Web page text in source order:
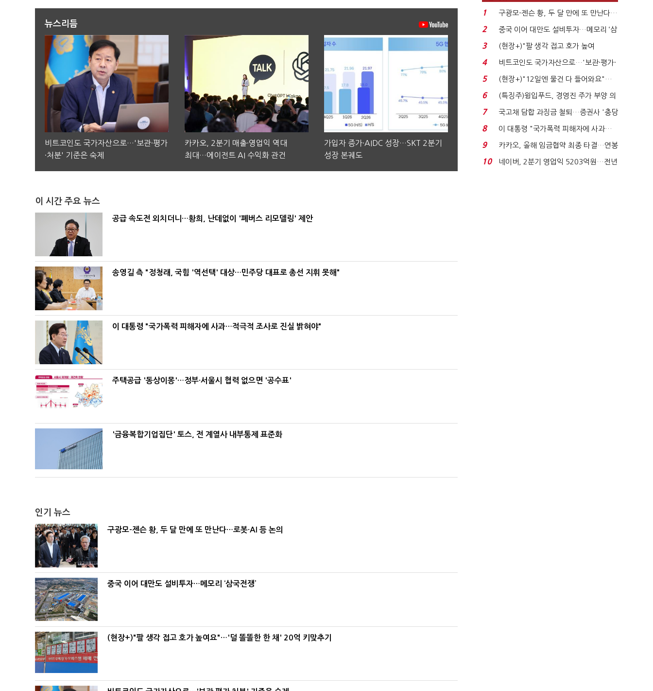
뉴스리듬
비트코인도 국가자산으로…'보관·평가
·처분' 기준은 숙제
카카오, 2분기 매출·영업익 역대
최대…에이전트 AI 수익화 관건
가입자 증가·AIDC 성장…SKT 2분기
성장 본궤도
이 시간 주요 뉴스
공급 속도전 외치더니…황희, 난데없이 '폐버스 리모델링' 제안
송영길 측 "정청래, 국힘 '역선택' 대상…민주당 대표로 총선 지휘 못해"
이 대통령 "국가폭력 피해자에 사과…적극적 조사로 진실 밝혀야"
주택공급 '동상이몽'…정부·서울시 협력 없으면 '공수표'
'금융복합기업집단' 토스, 전 계열사 내부통제 표준화
인기 뉴스
구광모-젠슨 황, 두 달 만에 또 만난다…로봇·AI 등 논의
중국 이어 대만도 설비투자…메모리 ‘삼국전쟁’
(현장+)"팔 생각 접고 호가 높여요"…'덜 똘똘한 한 채' 20억 키맞추기
1
구광모-젠슨 황, 두 달 만에 또 만난다…
로봇·AI 등 논...
2
중국 이어 대만도 설비투자…메모리 ‘삼
국전쟁’
3
(현장+)"팔 생각 접고 호가 높여
요"…'덜 똘똘한 한 채' 20...
4
비트코인도 국가자산으로…'보관·평가·
처분' 기준은 ...
5
(현장+)"12일엔 물건 다 들어와요"…
빈 매대 채우며 문 연 ...
6
(특징주)윙입푸드, 경영진 주가 부양 의
지에 상한가...
7
국고채 담합 과징금 철퇴…증권사 '충당
금 폭탄' 우려...
8
이 대통령 "국가폭력 피해자에 사과…
적극적 조사로 진...
9
카카오, 올해 임금협약 최종 타결…연봉
6.3% 인상·격려...
10
네이버, 2분기 영업익 5203억원…전년